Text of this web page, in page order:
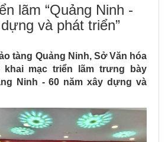
lãm “Quảng Ninh -
và phát triển”
tàng Quảng Ninh, Sở Văn hóa
khai mạc triển lãm trưng bày
Ninh - 60 năm xây dựng và